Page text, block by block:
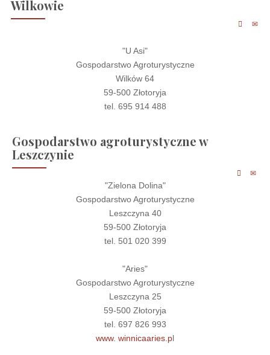
Wilkowie
"U Asi"
Gospodarstwo Agroturystyczne
Wilków 64
59-500 Złotoryja
tel. 695 914 488
Gospodarstwo agroturystyczne w
Leszczynie
"Zielona Dolina"
Gospodarstwo Agroturystyczne
Leszczyna 40
59-500 Złotoryja
tel. 501 020 399
"Aries"
Gospodarstwo Agroturystyczne
Leszczyna 25
59-500 Złotoryja
tel. 697 826 993
www. winnicaaries.pl